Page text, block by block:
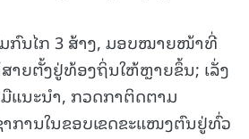
ກົນໄກ 3 ສ້າງ, ມອບໝາຍໜ້າທີ່
າຍຕັ້ງຢູ່ທ້ອງຖິ່ນໃຫ້ຫຼາຍຂຶ້ນ; ເລັ່ງ
ແນະນໍາ, ກວດກາຕິດຕາມ
ການໃນຂອບເຂດຂະແໜງຕົນຢູ່ທົ່ວ